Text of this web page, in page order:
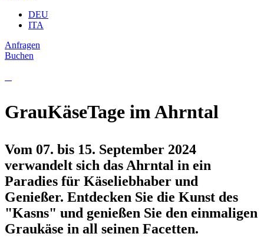
DEU
ITA
Anfragen
Buchen
GrauKäseTage im Ahrntal
Vom 07. bis 15. September 2024
verwandelt sich das Ahrntal in ein
Paradies für Käseliebhaber und
Genießer. Entdecken Sie die Kunst des
"Kasns" und genießen Sie den einmaligen
Graukäse in all seinen Facetten.